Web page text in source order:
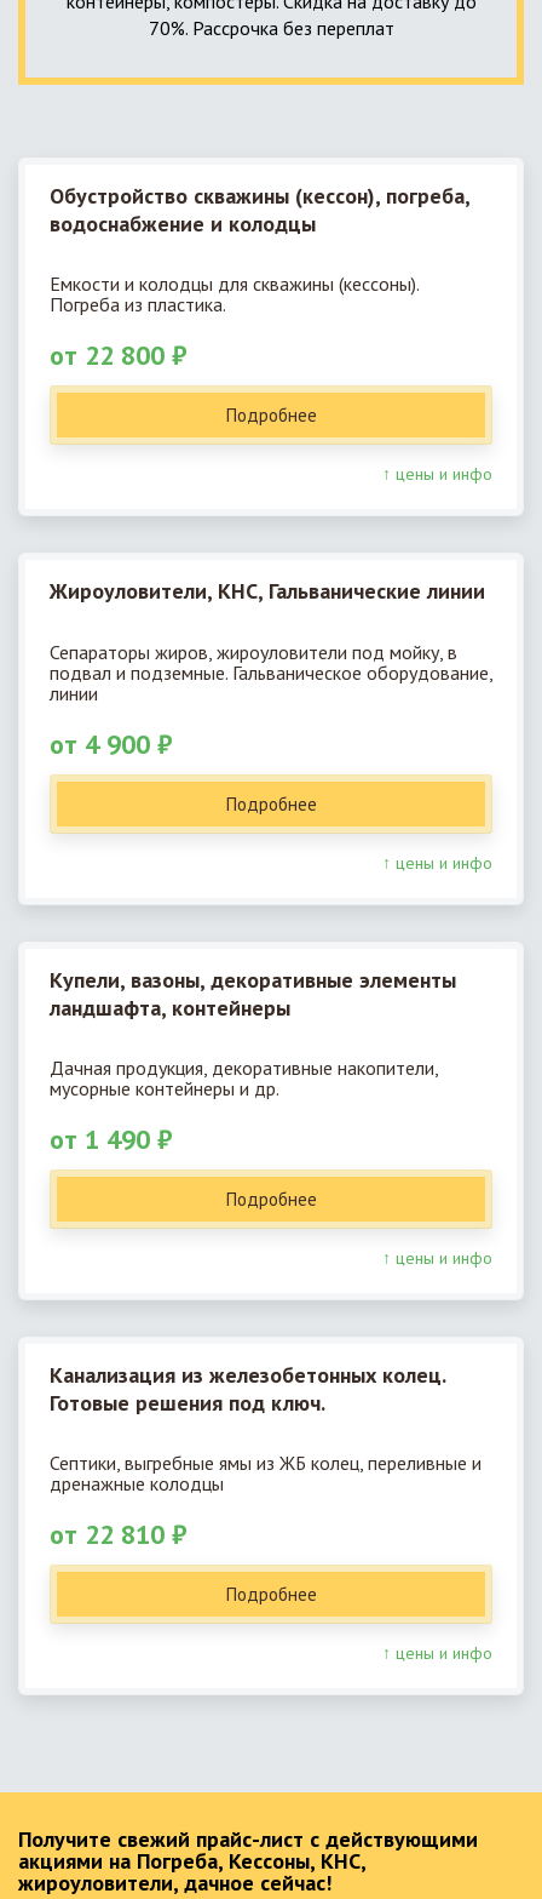
70%. Рассрочка без переплат
Обустройство скважины (кессон), погреба,
водоснабжение и колодцы
Емкости и колодцы для скважины (кессоны).
Погреба из пластика.
от 22 800 ₽
Подробнее
↑ цены и инфо
Жироуловители, КНС, Гальванические линии
Сепараторы жиров, жироуловители под мойку, в
подвал и подземные. Гальваническое оборудование,
линии
от 4 900 ₽
Подробнее
↑ цены и инфо
Купели, вазоны, декоративные элементы
ландшафта, контейнеры
Дачная продукция, декоративные накопители,
мусорные контейнеры и др.
от 1 490 ₽
Подробнее
↑ цены и инфо
Канализация из железобетонных колец.
Готовые решения под ключ.
Септики, выгребные ямы из ЖБ колец, переливные и
дренажные колодцы
от 22 810 ₽
Подробнее
↑ цены и инфо
Получите свежий прайс-лист с действующими
акциями на Погреба, Кессоны, КНС,
жироуловители, дачное сейчас!